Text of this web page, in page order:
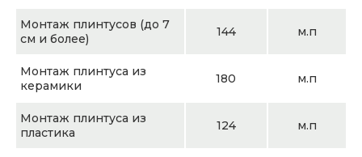
Монтаж плинтусов (до 7
см и более)
144 м.п
Монтаж плинтуса из
керамики
180 м.п
Монтаж плинтуса из
пластика
124 м.п